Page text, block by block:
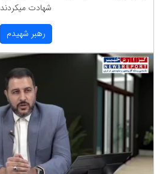
شهادت میكردند
رهبر شهیدم